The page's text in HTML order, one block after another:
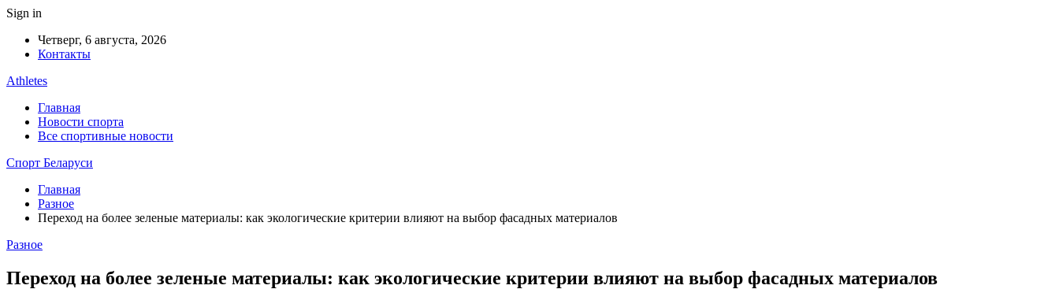
Sign in
Четверг, 6 августа, 2026
Контакты
Athletes
Главная
Новости спорта
Все спортивные новости
Спорт Беларуси
Главная
Разное
Переход на более зеленые материалы: как экологические критерии влияют на выбор фасадных материалов
Разное
Переход на более зеленые материалы: как экологические критерии влияют на выбор фасадных материалов